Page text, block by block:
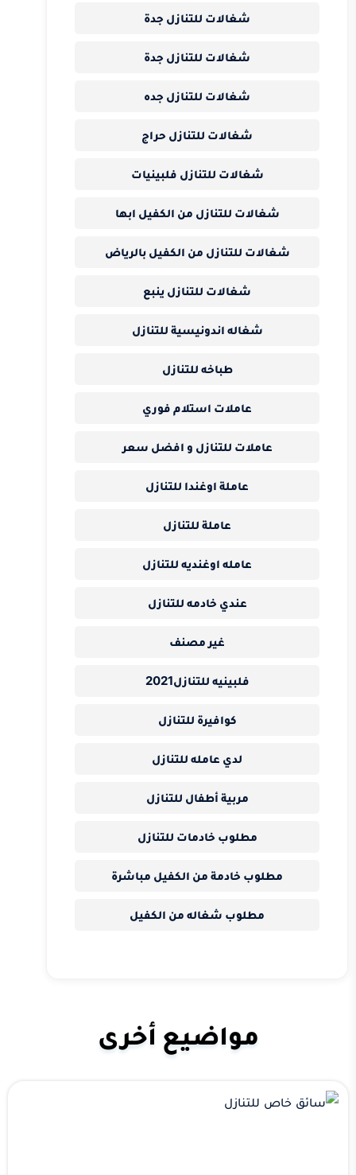
شغالات للتنازل جدة
شغالات للتنازل جدة
شغالات للتنازل جده
شغالات للتنازل حراج
شغالات للتنازل فلبينيات
شغالات للتنازل من الكفيل ابها
شغالات للتنازل من الكفيل بالرياض
شغالات للتنازل ينبع
شغاله اندونيسية للتنازل
طباخه للتنازل
عاملات استلام فوري
عاملات للتنازل و افضل سعر
عاملة اوغندا للتنازل
عاملة للتنازل
عامله اوغنديه للتنازل
عندي خادمه للتنازل
غير مصنف
فلبينيه للتنازل2021
كوافيرة للتنازل
لدي عامله للتنازل
مربية أطفال للتنازل
مطلوب خادمات للتنازل
مطلوب خادمة من الكفيل مباشرة
مطلوب شغاله من الكفيل
مواضيع أخرى